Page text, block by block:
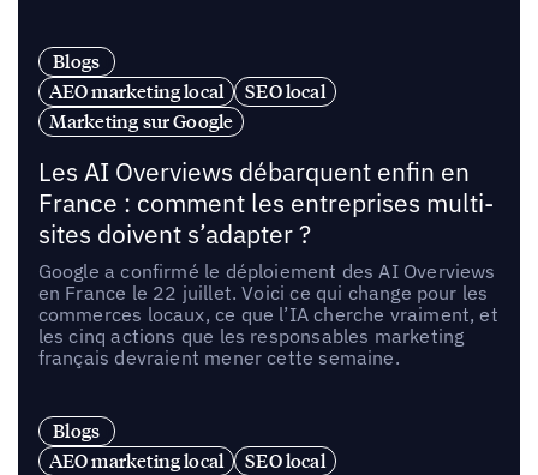
Blogs
AEO marketing local
SEO local
Marketing sur Google
Les AI Overviews débarquent enfin en
France : comment les entreprises multi-
sites doivent s’adapter ?
Google a confirmé le déploiement des AI Overviews
en France le 22 juillet. Voici ce qui change pour les
commerces locaux, ce que l’IA cherche vraiment, et
les cinq actions que les responsables marketing
français devraient mener cette semaine.
Blogs
AEO marketing local
SEO local